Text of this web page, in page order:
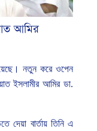
আমির
নতুন করে ওপেন
ইসলামীর আমির ডা.
দেয়া বার্তায় তিনি এ